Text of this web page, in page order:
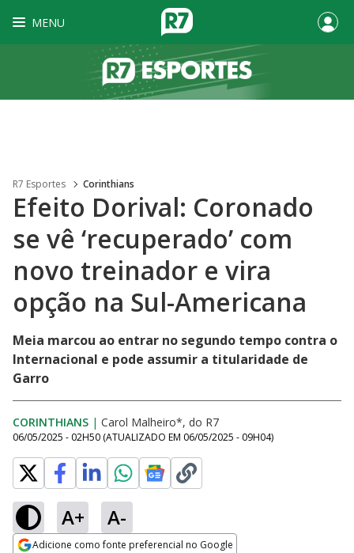
MENU
R7 Esportes Corinthians
Efeito Dorival: Coronado
se vê ‘recuperado’ com
novo treinador e vira
opção na Sul-Americana
Meia marcou ao entrar no segundo tempo contra o
Internacional e pode assumir a titularidade de
Garro
CORINTHIANS | Carol Malheiro*, do R7
06/05/2025 - 02H50 (ATUALIZADO EM 06/05/2025 - 09H04)
A+ A-
Adicione como fonte preferencial no Google